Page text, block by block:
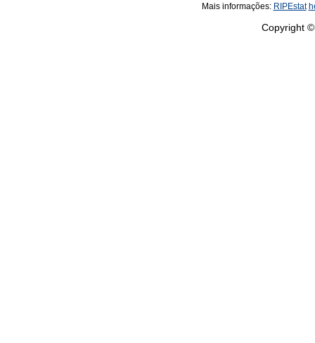
Mais informações: RIPEstat
Copyright